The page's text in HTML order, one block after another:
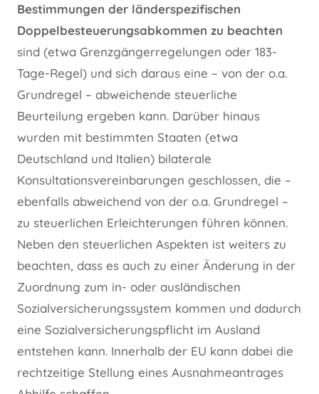
Bestimmungen der länderspezifischen
Doppelbesteuerungsabkommen zu beachten
sind (etwa Grenzgängerregelungen oder 183-
Tage-Regel) und sich daraus eine – von der o.a.
Grundregel – abweichende steuerliche
Beurteilung ergeben kann. Darüber hinaus
wurden mit bestimmten Staaten (etwa
Deutschland und Italien) bilaterale
Konsultationsvereinbarungen geschlossen, die –
ebenfalls abweichend von der o.a. Grundregel –
zu steuerlichen Erleichterungen führen können.
Neben den steuerlichen Aspekten ist weiters zu
beachten, dass es auch zu einer Änderung in der
Zuordnung zum in- oder ausländischen
Sozialversicherungssystem kommen und dadurch
eine Sozialversicherungspflicht im Ausland
entstehen kann. Innerhalb der EU kann dabei die
rechtzeitige Stellung eines Ausnahmeantrages